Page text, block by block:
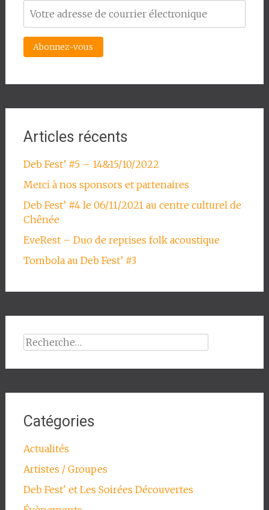
Articles récents
Deb Fest’ #5 – 14&15/10/2022
Merci à nos sponsors et partenaires
Deb Fest’ #4 le 06/11/2021 au centre culturel de
Chênée
EveRest – Duo de reprises folk acoustique
Tombola au Deb Fest’ #3
Rechercher :
Catégories
Actualités
Artistes / Groupes
Deb Fest' et Les Soirées Découvertes